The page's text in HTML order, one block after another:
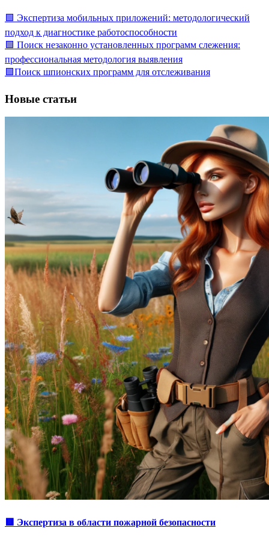
🟩 Экспертиза мобильных приложений: методологический
подход к диагностике работоспособности
🟩 Поиск незаконно установленных программ слежения:
профессиональная методология выявления
🟩Поиск шпионских программ для отслеживания
Новые статьи
🟥 Экспертиза в области пожарной безопасности